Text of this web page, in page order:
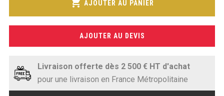
TABLE DE PRÉPARATION 700 / 800
SALADETTE 800 VITRÉE
SPIRALE
TETE
shopping_cart AJOUTER AU PANIER
AJOUTER AU DEVIS
Livraison offerte dès 2 500 € HT d'achat
pour une livraison en France Métropolitaine